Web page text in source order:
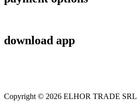
download app
Copyright © 2026 ELHOR TRADE SRL